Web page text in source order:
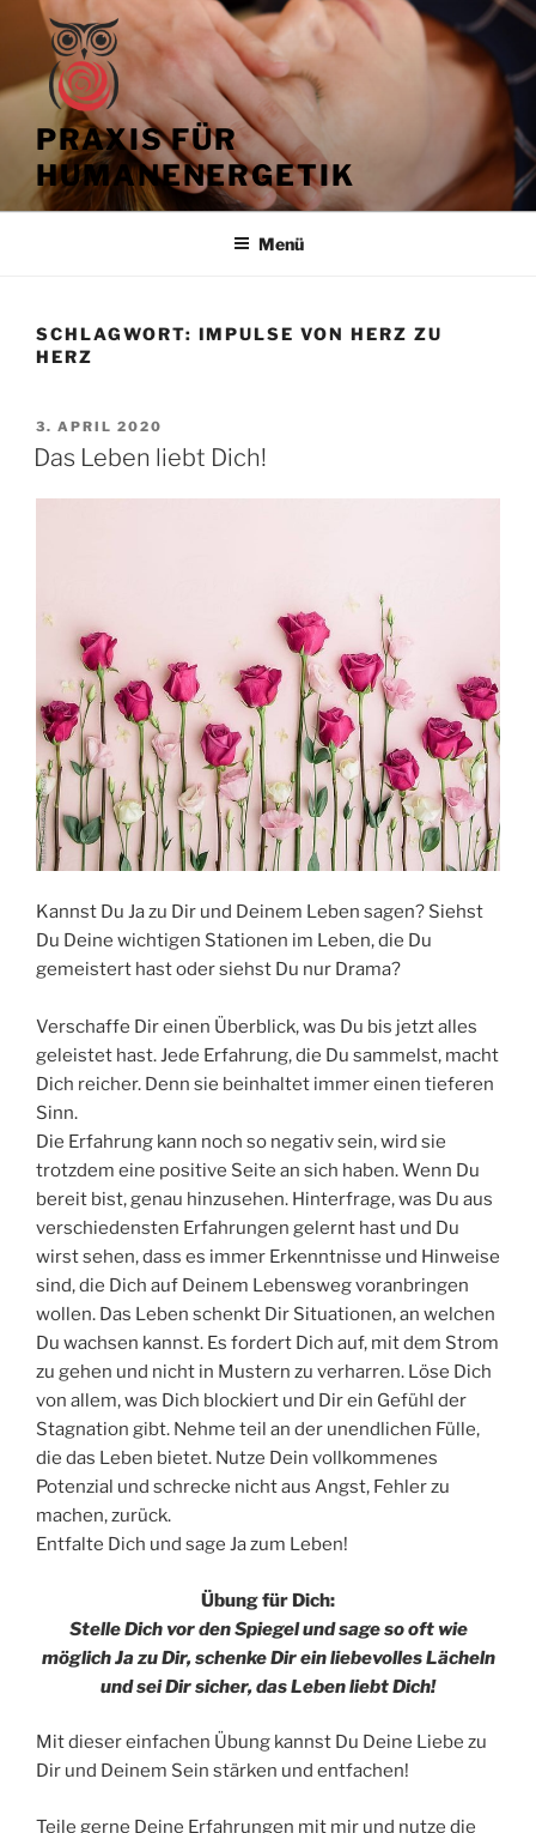
springen
PRAXIS FÜR
HUMANENERGETIK
Menü
SCHLAGWORT: IMPULSE VON HERZ ZU
HERZ
VERÖFFENTLICHT
AM
3. APRIL 2020
Das Leben liebt Dich!
Kannst Du Ja zu Dir und Deinem Leben sagen? Siehst
Du Deine wichtigen Stationen im Leben, die Du
gemeistert hast oder siehst Du nur Drama?
Verschaffe Dir einen Überblick, was Du bis jetzt alles
geleistet hast. Jede Erfahrung, die Du sammelst, macht
Dich reicher. Denn sie beinhaltet immer einen tieferen
Sinn.
Die Erfahrung kann noch so negativ sein, wird sie
trotzdem eine positive Seite an sich haben. Wenn Du
bereit bist, genau hinzusehen. Hinterfrage, was Du aus
verschiedensten Erfahrungen gelernt hast und Du
wirst sehen, dass es immer Erkenntnisse und Hinweise
sind, die Dich auf Deinem Lebensweg voranbringen
wollen. Das Leben schenkt Dir Situationen, an welchen
Du wachsen kannst. Es fordert Dich auf, mit dem Strom
zu gehen und nicht in Mustern zu verharren. Löse Dich
von allem, was Dich blockiert und Dir ein Gefühl der
Stagnation gibt. Nehme teil an der unendlichen Fülle,
die das Leben bietet. Nutze Dein vollkommenes
Potenzial und schrecke nicht aus Angst, Fehler zu
machen, zurück.
Entfalte Dich und sage Ja zum Leben!
Übung für Dich:
Stelle Dich vor den Spiegel und sage so oft wie
möglich Ja zu Dir, schenke Dir ein liebevolles Lächeln
und sei Dir sicher, das Leben liebt Dich!
Mit dieser einfachen Übung kannst Du Deine Liebe zu
Dir und Deinem Sein stärken und entfachen!
Teile gerne Deine Erfahrungen mit mir und nutze die